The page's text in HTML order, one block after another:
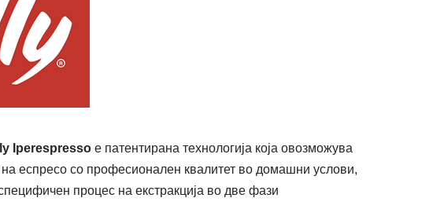
Iperespressoе патентирана технологија која овозможува
на еспресо со професионален квалитет во домашни услови,
специфичен процес на екстракција во две фази